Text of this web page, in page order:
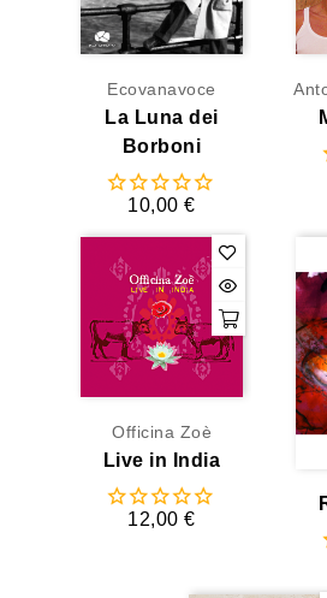
Ecovanavoce
La Luna dei
Borboni
10,00 €
Officina Zoè
Live in India
12,00 €